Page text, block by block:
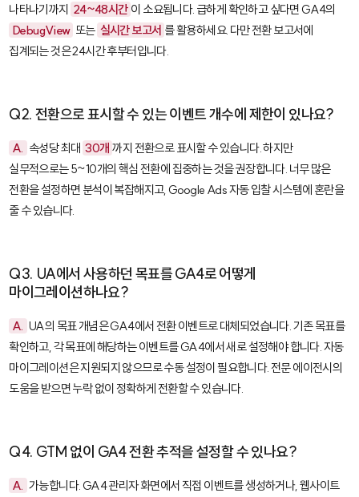
나타나기까지 24~48시간 이 소요됩니다. 급하게 확인하고 싶다면 GA4의
DebugView 또는 실시간 보고서 를 활용하세요. 다만 전환 보고서에
집계되는 것은 24시간 후부터입니다.
Q2. 전환으로 표시할 수 있는 이벤트 개수에 제한이 있나요?
A. 속성당 최대 30개 까지 전환으로 표시할 수 있습니다. 하지만
실무적으로는 5~10개의 핵심 전환에 집중하는 것을 권장합니다. 너무 많은
전환을 설정하면 분석이 복잡해지고, Google Ads 자동 입찰 시스템에 혼란을
줄 수 있습니다.
Q3. UA에서 사용하던 목표를 GA4로 어떻게
마이그레이션하나요?
A. UA의 목표 개념은 GA4에서 전환 이벤트로 대체되었습니다. 기존 목표를
확인하고, 각 목표에 해당하는 이벤트를 GA4에서 새로 설정해야 합니다. 자동
마이그레이션은 지원되지 않으므로 수동 설정이 필요합니다. 전문 에이전시의
도움을 받으면 누락 없이 정확하게 전환할 수 있습니다.
Q4. GTM 없이 GA4 전환 추적을 설정할 수 있나요?
A. 가능합니다. GA4 관리자 화면에서 직접 이벤트를 생성하거나, 웹사이트